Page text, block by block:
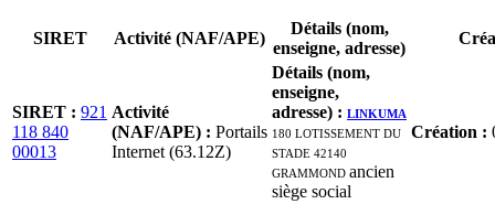
SIRET Activité (NAF/APE)
Détails (nom,
enseigne, adresse)
SIRET : 921
118 840
00013
Activité
(NAF/APE) : Portails
Internet (63.12Z)
Détails (nom,
enseigne,
adresse) : LINKUMA
180 LOTISSEMENT DU
STADE 42140
GRAMMONDancien
siège social
Création :